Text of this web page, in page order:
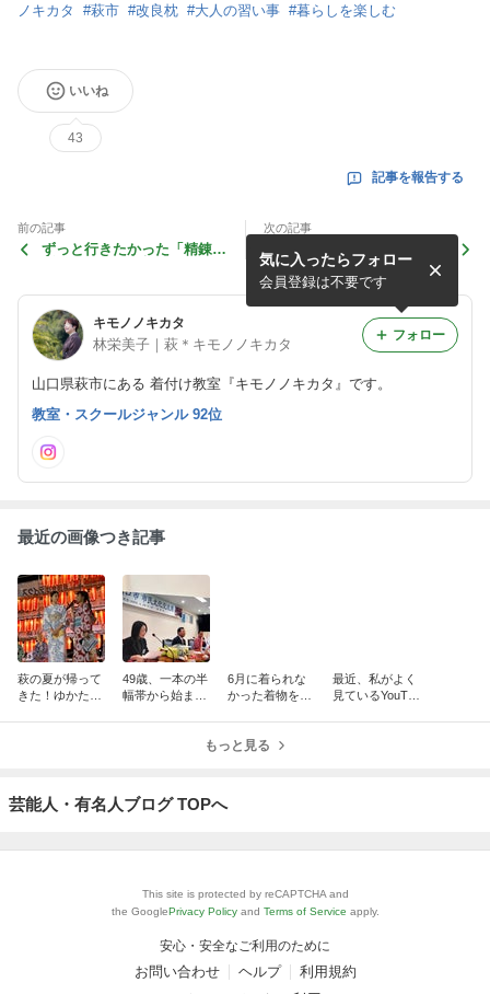
ノキカタ #萩市 #改良枕 #大人の習い事 #暮らしを楽しむ
いいね
43
記事を報告する
前の記事
ずっと行きたかった「精錬
次の記事
右膝の手術を終えて昨日、退
院しました
キモノノキカタ
林栄美子｜萩＊キモノノキカタ
山口県萩市にある 着付け教室『キモノノキカタ』です。
気に入ったらフォロー
会員登録は不要です
フォロー
教室・スクールジャンル 92位
最近の画像つき記事
萩の夏が帰って
きた！ゆかたde
49歳、一本の半
幅帯から始まっ
6月に着られな
かった着物を、
最近、私がよく
見ているYouTu
もっと見る
芸能人・有名人ブログ TOPへ
This site is protected by reCAPTCHA and
the GooglePrivacy Policy and Terms of Service apply.
安心・安全なご利用のために
お問い合わせ ヘルプ 利用規約